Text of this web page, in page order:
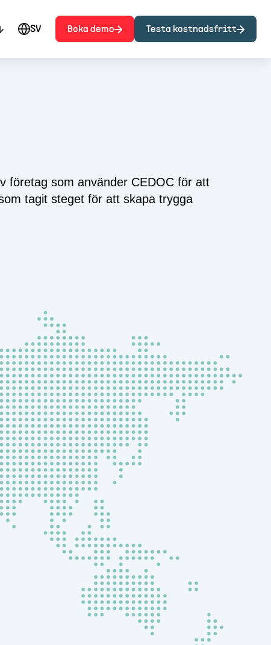
SV Boka demo Testa kostnadsfritt
företag som använder CEDOC för att
tagit steget för att skapa trygga